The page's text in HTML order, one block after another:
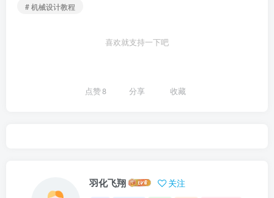
# 机械设计教程
喜欢就支持一下吧
点赞8 分享 收藏
羽化飞翔 关注